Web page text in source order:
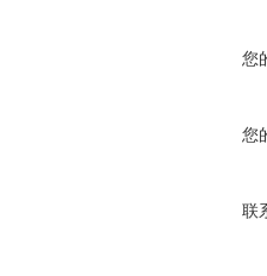
您
您
联